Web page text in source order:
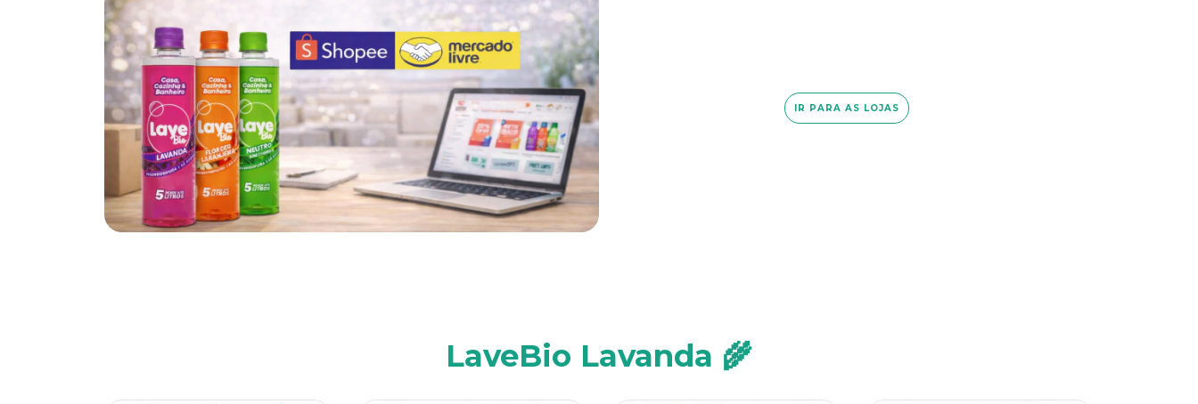
IR PARA AS LOJAS
LaveBio Lavanda 🌾